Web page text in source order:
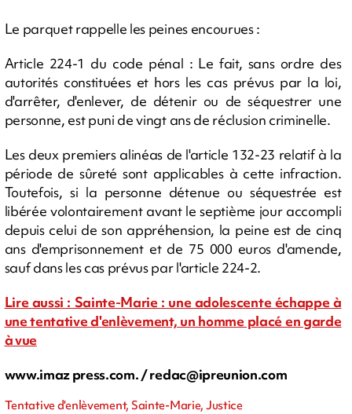
Le parquet rappelle les peines encourues :
Article 224-1 du code pénal : Le fait, sans ordre des
autorités constituées et hors les cas prévus par la loi,
d'arrêter, d'enlever, de détenir ou de séquestrer une
personne, est puni de vingt ans de réclusion criminelle.
Les deux premiers alinéas de l'article 132-23 relatif à la
période de sûreté sont applicables à cette infraction.
Toutefois, si la personne détenue ou séquestrée est
libérée volontairement avant le septième jour accompli
depuis celui de son appréhension, la peine est de cinq
ans d'emprisonnement et de 75 000 euros d'amende,
sauf dans les cas prévus par l'article 224-2.
Lire aussi : Sainte-Marie : une adolescente échappe à
une tentative d'enlèvement, un homme placé en garde
à vue
www.imaz press.com. /redac@ipreunion.com
Tentative d'enlèvement, Sainte-Marie, Justice